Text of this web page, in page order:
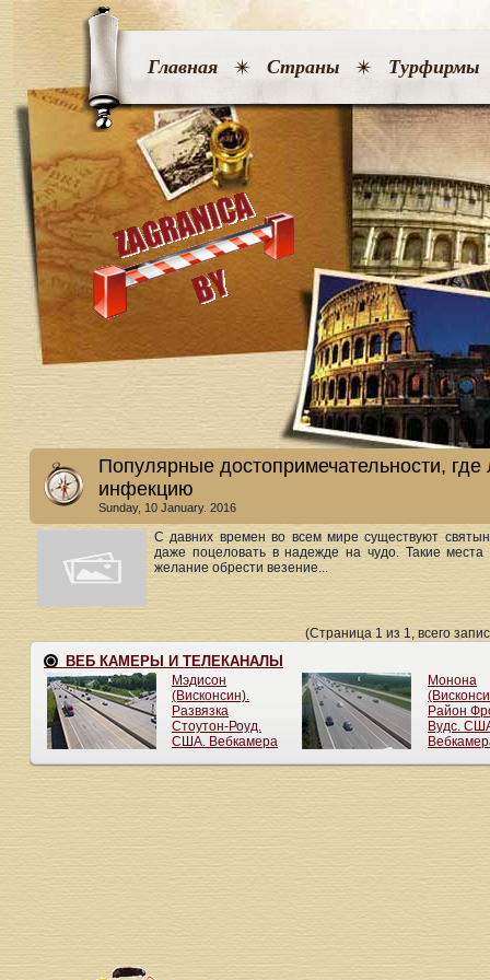
Главная Страны Турфирмы
Популярные достопримечательности, где
инфекцию
Sunday, 10 January. 2016
С давних времен во всем мире существуют
даже поцеловать в надежде на чудо. Такие
желание обрести везение...
(Страница 1 из 1, всего